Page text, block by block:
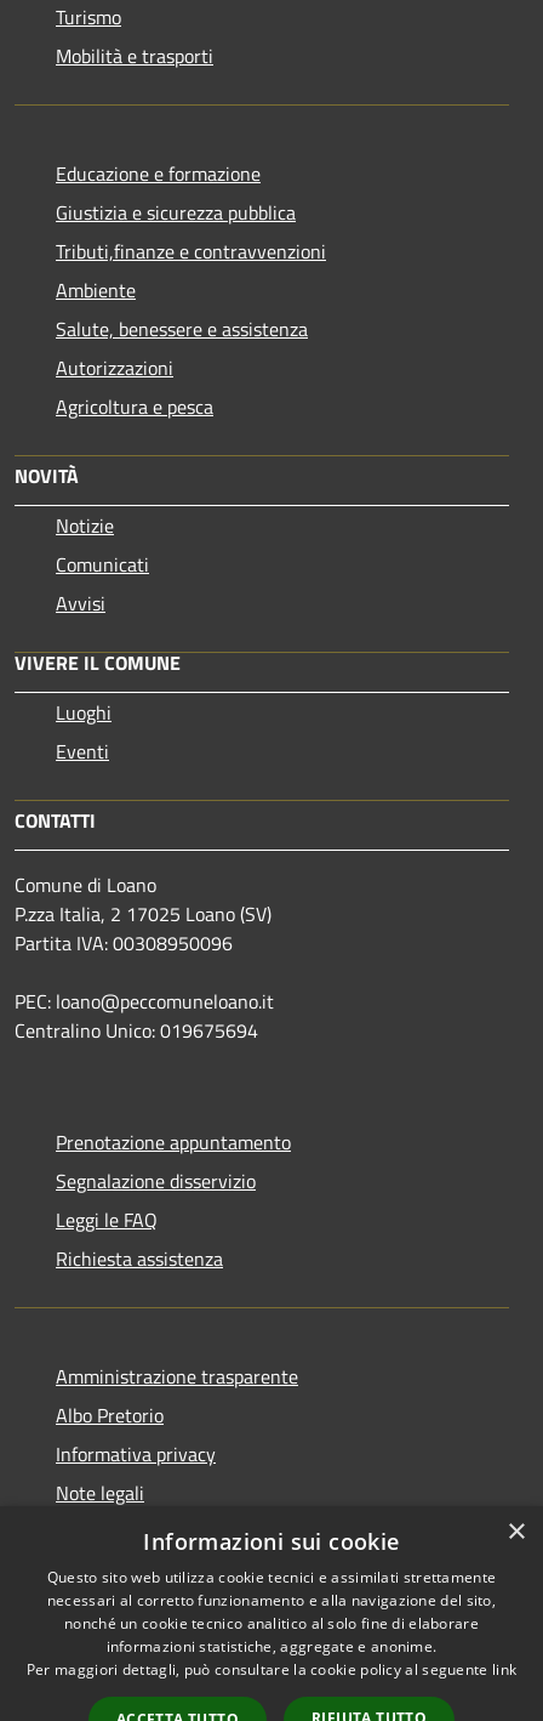
Turismo
Mobilità e trasporti
Educazione e formazione
Giustizia e sicurezza pubblica
Tributi,finanze e contravvenzioni
Ambiente
Salute, benessere e assistenza
Autorizzazioni
Agricoltura e pesca
NOVITÀ
Notizie
Comunicati
Avvisi
VIVERE IL COMUNE
Luoghi
Eventi
CONTATTI
Comune di Loano
P.zza Italia, 2 17025 Loano (SV)
Partita IVA: 00308950096
PEC: loano@peccomuneloano.it
Centralino Unico: 019675694
Prenotazione appuntamento
Segnalazione disservizio
Leggi le FAQ
Richiesta assistenza
Amministrazione trasparente
Albo Pretorio
Informativa privacy
Note legali
Dichiarazione di accessibilità
Accessibilità
Copyright © 2026 • Comune di
Loano • Powered by
Municipium• Accesso
×
Informazioni sui cookie
Questo sito web utilizza cookie tecnici e assimilati strettamente
necessari al corretto funzionamento e alla navigazione del sito,
nonché un cookie tecnico analitico al solo fine di elaborare
informazioni statistiche, aggregate e anonime.
Per maggiori dettagli, può consultare la cookie policy al seguente link